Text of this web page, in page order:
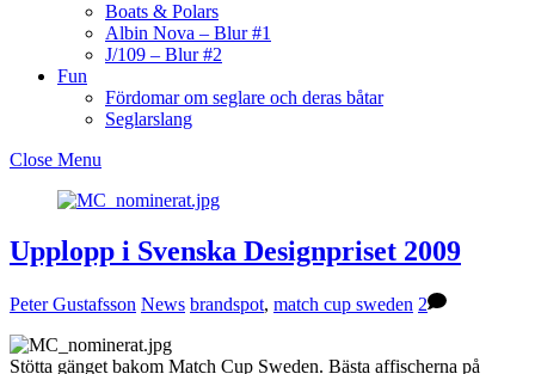
Boats & Polars
Albin Nova – Blur #1
J/109 – Blur #2
Fun
Fördomar om seglare och deras båtar
Seglarslang
Close Menu
Upplopp i Svenska Designpriset 2009
Peter Gustafsson News brandspot, match cup sweden 2
Stötta gänget bakom Match Cup Sweden. Bästa affischerna på